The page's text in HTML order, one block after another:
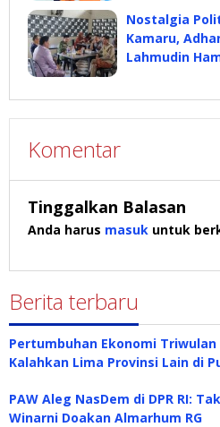
Nostalgia
Kamaru,
Lahmudin
Komentar
Tinggalkan Balasan
Anda harus masuk untuk
Berita terbaru
Pertumbuhan Ekonomi Triwulan
Kalahkan Lima Provinsi Lain di
PAW Aleg NasDem di DPR RI:
Winarni Doakan Almarhum RG